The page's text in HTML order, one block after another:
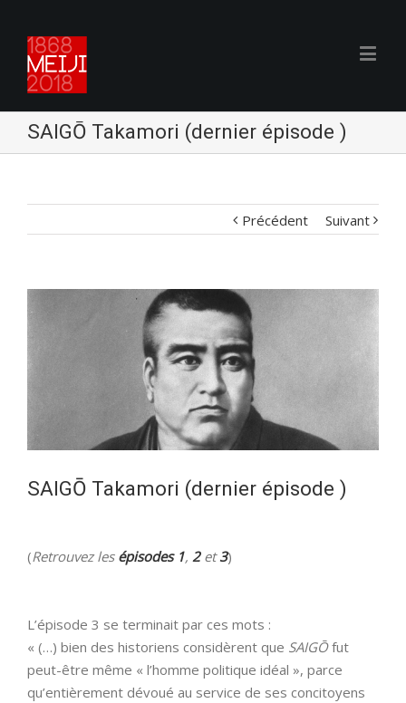
SAIGŌ Takamori (dernier épisode )
Précédent Suivant
SAIGŌ Takamori (dernier épisode )
(Retrouvez les épisodes 1, 2et3)
L’épisode 3 se terminait par ces mots :
« (…) bien des historiens considèrent que SAIGŌfut
peut-être même « l’homme politique idéal », parce
qu’entièrement dévoué au service de ses concitoyens